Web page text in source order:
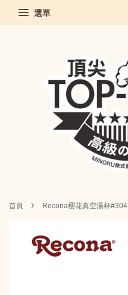
選單
首頁 › Recona櫻花真空湯杯#304